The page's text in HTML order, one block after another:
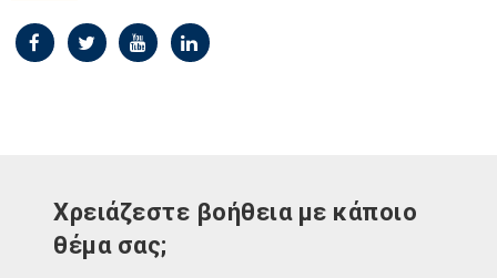
Χρειάζεστε βοήθεια με κάποιο
θέμα σας;